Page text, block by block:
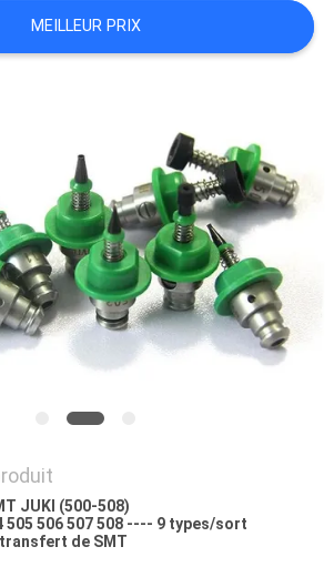
MEILLEUR PRIX
JUKI (500-508)
505 506 507 508 ---- 9 types/sort
de SMT